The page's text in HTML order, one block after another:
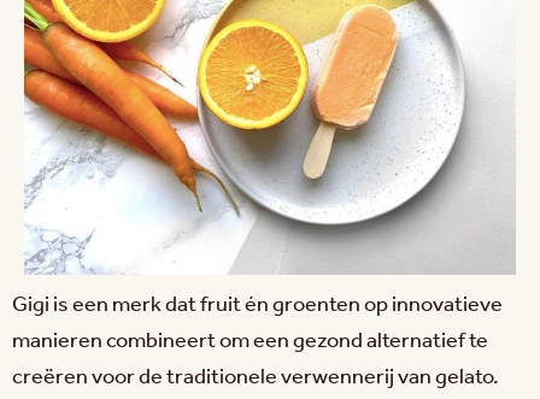
Gigi is een merk dat fruit én groenten op innovatieve
manieren combineert om een gezond alternatief te
creëren voor de traditionele verwennerij van gelato.